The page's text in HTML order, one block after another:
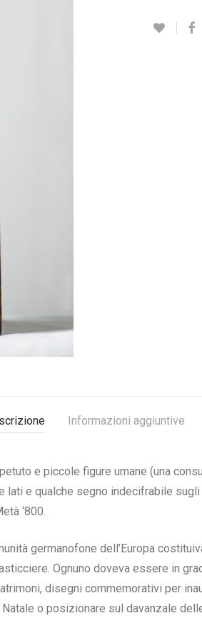
Informazioni aggiuntive
e piccole figure umane (una
lati e qualche segno indecifrabile
‘800.
germanofone dell’Europa
Ognuno doveva essere in
disegni commemorativi per
o posizionare sul davanzale